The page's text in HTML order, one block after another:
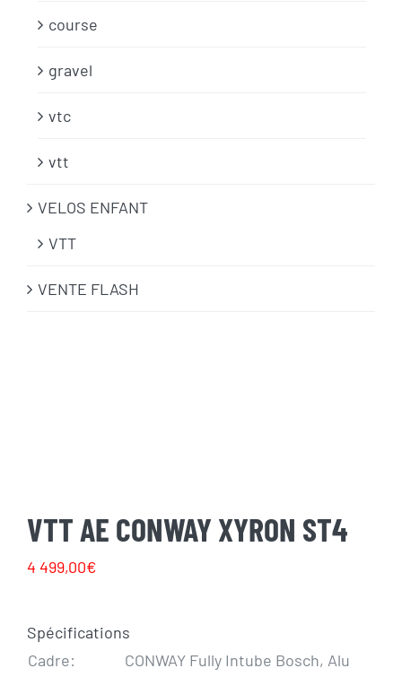
VTT AE CONWAY XYRON ST4
4 499,00€
Spécifications
Cadre:
CONWAY Fully Intube Bosch, Alu
course
gravel
vtc
vtt
VELOS ENFANT
VTT
VENTE FLASH